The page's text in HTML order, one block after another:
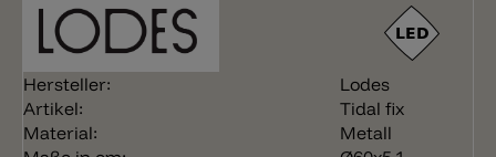
Hersteller:
Lodes
Artikel:
Tidal fix
Material:
Metall